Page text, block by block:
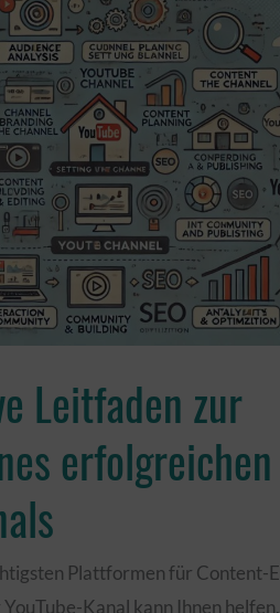
Leitfaden zur
erfolgreichen
Plattformen für Content-
Kanal kann Ihnen